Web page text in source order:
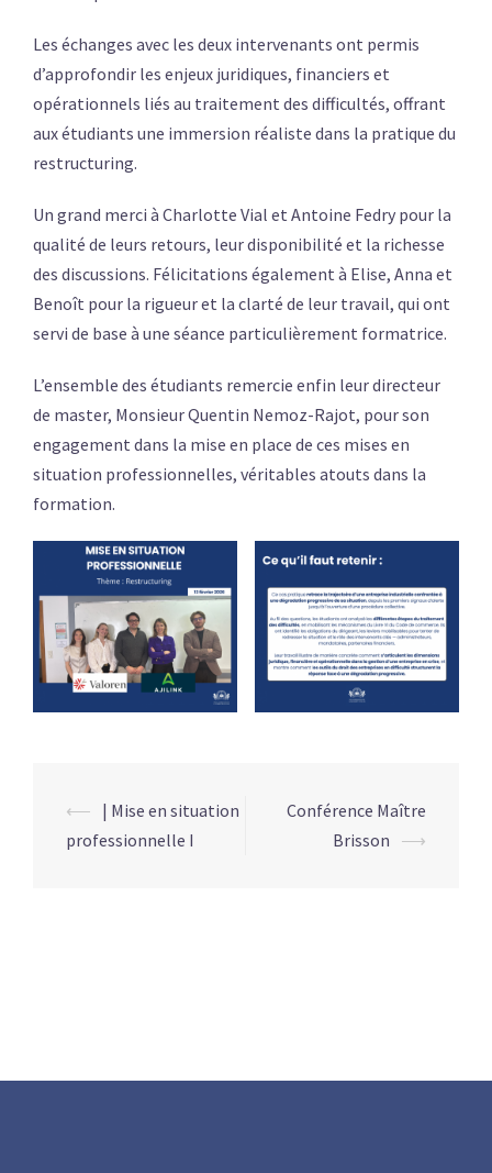
Les échanges avec les deux intervenants ont permis
d’approfondir les enjeux juridiques, financiers et
opérationnels liés au traitement des difficultés, offrant
aux étudiants une immersion réaliste dans la pratique du
restructuring.
Un grand merci à Charlotte Vial et Antoine Fedry pour la
qualité de leurs retours, leur disponibilité et la richesse
des discussions. Félicitations également à Elise, Anna et
Benoît pour la rigueur et la clarté de leur travail, qui ont
servi de base à une séance particulièrement formatrice.
L’ensemble des étudiants remercie enfin leur directeur
de master, Monsieur Quentin Nemoz-Rajot, pour son
engagement dans la mise en place de ces mises en
situation professionnelles, véritables atouts dans la
formation.
Navigation
d’article
⟵ | Mise en situation
professionnelle I
Conférence Maître
Brisson ⟶